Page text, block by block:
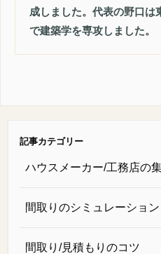
成しました。代表の野口は
で建築学を専攻しました。
記事カテゴリー
ハウスメーカー/工務店の
間取りのシミュレーション
間取り/見積もりのコツ